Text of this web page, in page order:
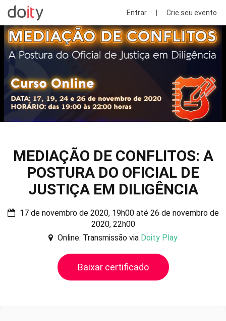
Entrar Crie seu evento
MEDIAÇÃO DE CONFLITOS: A
POSTURA DO OFICIAL DE
JUSTIÇA EM DILIGÊNCIA
17 de novembro de 2020, 19h00 até 26 de novembro de
2020, 22h00
Online. Transmissão via Doity Play
Baixar certificado